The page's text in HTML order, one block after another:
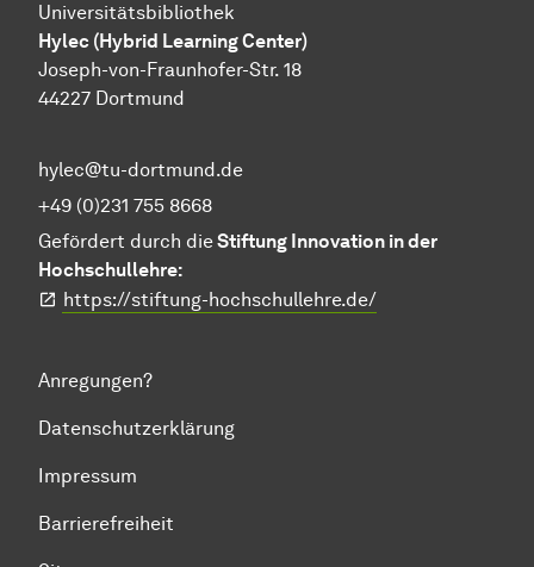
Universitätsbibliothek
Hylec (Hybrid Learning Center)
Joseph-von-Fraunhofer-Str. 18
44227 Dortmund
hylec@tu-dortmund.de
+49 (0)231 755 8668
Gefördert durch dieStiftung Innovation in der
Hochschullehre:
https://stiftung-hochschullehre.de/
Anregungen?
Datenschutzerklärung
Impressum
Barrierefreiheit